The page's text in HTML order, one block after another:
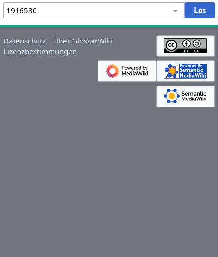
Datenschutz
Über GlossarWiki
Lizenzbestimmungen